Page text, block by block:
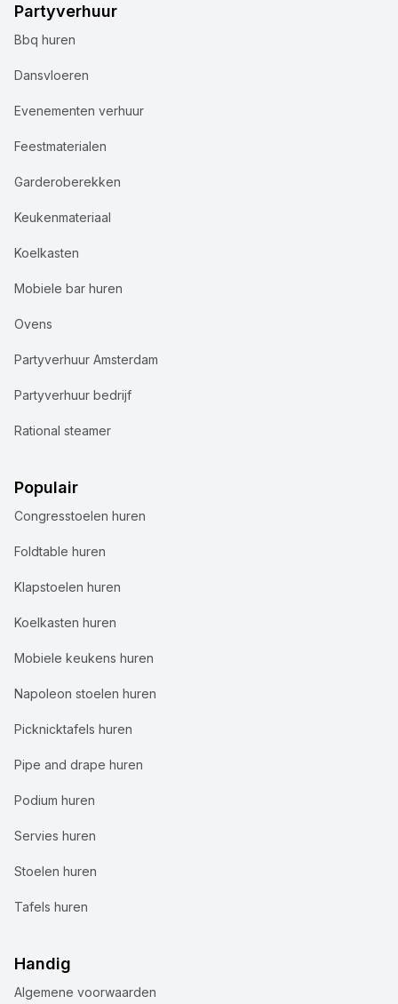
Partyverhuur
Bbq huren
Dansvloeren
Evenementen verhuur
Feestmaterialen
Garderoberekken
Keukenmateriaal
Koelkasten
Mobiele bar huren
Ovens
Partyverhuur Amsterdam
Partyverhuur bedrijf
Rational steamer
Populair
Congresstoelen huren
Foldtable huren
Klapstoelen huren
Koelkasten huren
Mobiele keukens huren
Napoleon stoelen huren
Picknicktafels huren
Pipe and drape huren
Podium huren
Servies huren
Stoelen huren
Tafels huren
Handig
Algemene voorwaarden